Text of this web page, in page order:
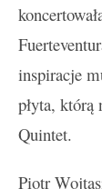
inspiracje
płyta, którą
Quintet.
Piotr